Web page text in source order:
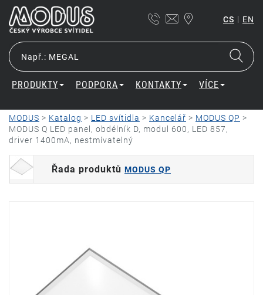
CS | EN
PRODUKTY PODPORA KONTAKTY VÍCE
MODUS > Katalog > LED svítidla > Kancelář > MODUS QP >
MODUS Q LED panel, obdélník D, modul 600, LED 857,
driver 1400mA, nestmívatelný
Řada produktů MODUS QP